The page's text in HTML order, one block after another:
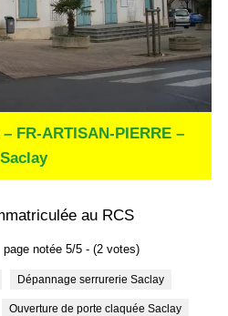
FR-ARTISAN-PIERRE –
Saclay
au RCS
page notée 5/5 - (2 votes)
Dépannage serrurerie Saclay
Ouverture de porte claquée Saclay